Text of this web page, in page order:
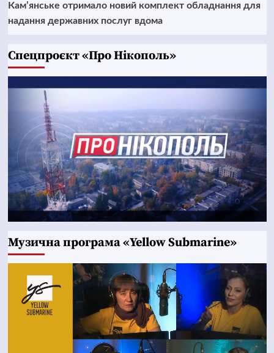
Кам’янське отримало новий комплект обладнання для
надання державних послуг вдома
Cпецпроєкт «Про Нікополь»
Музична програма «Yellow Submarine»